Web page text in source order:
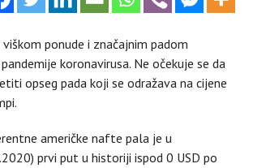
ponude i značajnim padom
koronavirusa. Ne očekuje se da
opseg pada koji se odražava na cijene
američke nafte pala je u
prvi put u historiji ispod 0 USD po